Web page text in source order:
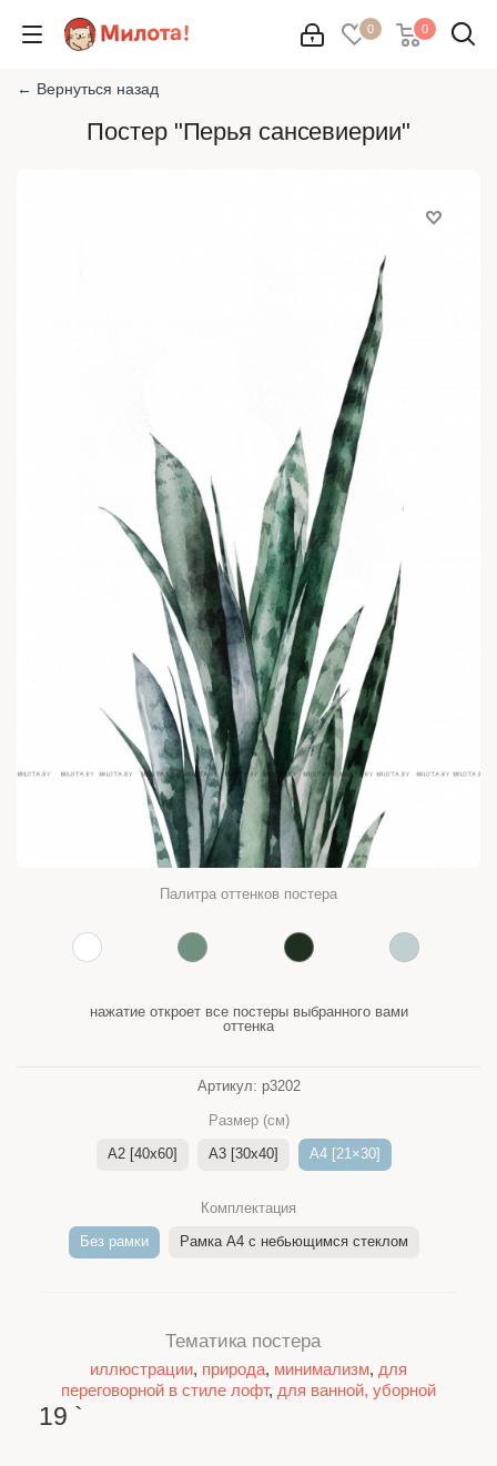
0 0
← Вернуться назад
Постер "Перья сансевиерии"
Палитра оттенков постера
нажатие откроет все постеры выбранного вами
оттенка
Артикул: p3202
Размер (см)
A2 [40x60]
A3 [30x40] A4 [21×30]
Комплектация
Без рамки
Рамка A4 c небьющимся стеклом
Тематика постера
иллюстрации, природа, минимализм, для
переговорной в стиле лофт, для ванной, уборной
19 `